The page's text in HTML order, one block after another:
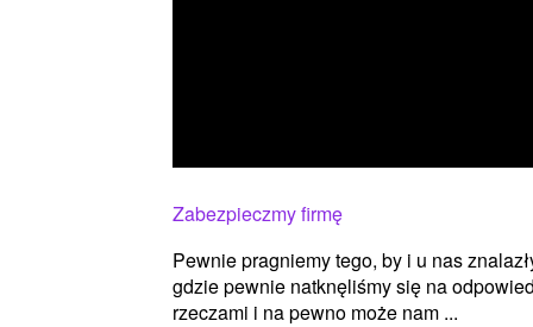
Zabezpieczmy firmę
Pewnie pragniemy tego, by i u nas
gdzie pewnie natknęliśmy się na
rzeczami i na pewno może nam ...